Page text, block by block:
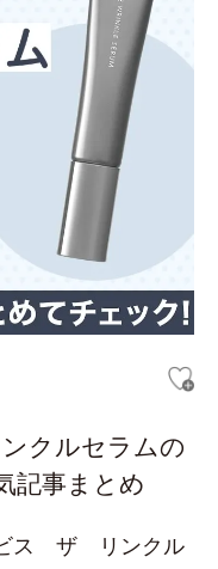
ンクルセラムの
記事まとめ
ビス ザ リンクル